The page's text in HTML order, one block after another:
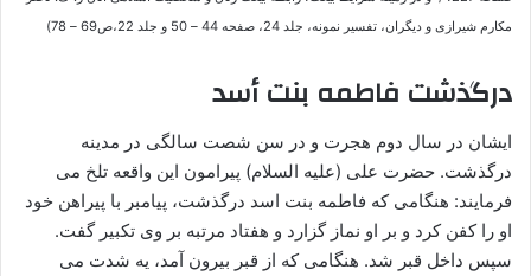
مکارم شیرازی و دیگران، تفسیر نمونه، جلد 24، صفحه 44 – 50 و جلد 22،ص69 – 78)
درگذشت فاطمه بنت أسد
ایشان در سال دوم هجرت و در سن شصت سالگی در مدینه
درگذشت. حضرت علی (علیه السلام) پیرامون این واقعه تلخ می
فرمایند: هنگامی که فاطمه بنت اسد درگذشت، پیامبر با پیراهن خود
او را کفن کرد و بر او نماز گزارد و هفتاد مرتبه بر وی تکبیر گفت.
سپس داخل قبر شد. هنگامی که از قبر بیرون آمد، یه شدت می